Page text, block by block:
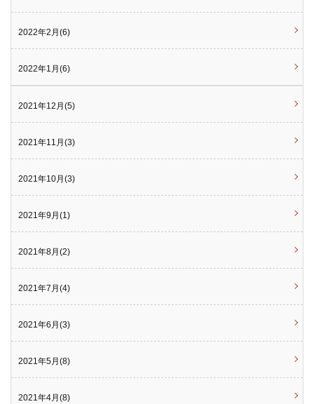
2022年2月(6)
2022年1月(6)
2021年12月(5)
2021年11月(3)
2021年10月(3)
2021年9月(1)
2021年8月(2)
2021年7月(4)
2021年6月(3)
2021年5月(8)
2021年4月(8)